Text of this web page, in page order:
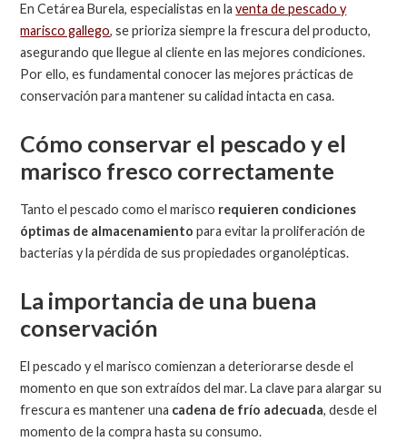
En Cetárea Burela, especialistas en laventa de pescado y
marisco gallego, se prioriza siempre la frescura del producto,
asegurando que llegue al cliente en las mejores condiciones.
Por ello, es fundamental conocer las mejores prácticas de
conservación para mantener su calidad intacta en casa.
Cómo conservar el pescado y el
marisco fresco correctamente
Tanto el pescado como el marisco requieren condiciones
óptimas de almacenamiento para evitar la proliferación de
bacterias y la pérdida de sus propiedades organolépticas.
La importancia de una buena
conservación
El pescado y el marisco comienzan a deteriorarse desde el
momento en que son extraídos del mar. La clave para alargar su
frescura es mantener una cadena de frío adecuada, desde el
momento de la compra hasta su consumo.